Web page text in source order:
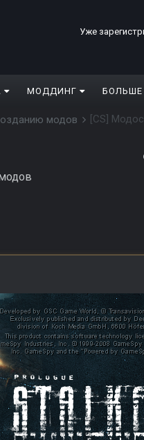
Уже
МОДДИНГ БОЛЬШЕ
модов [CS]